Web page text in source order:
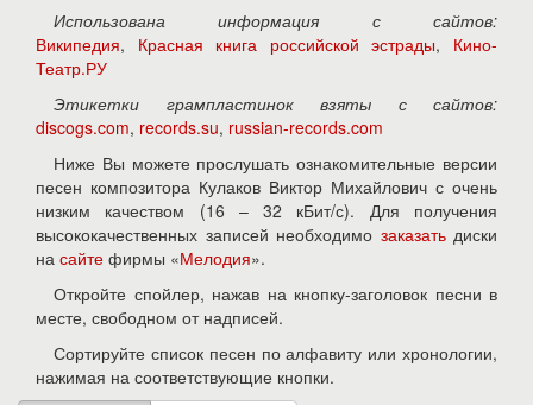
Использована информация с сайтов:
Википедия, Красная книга российской эстрады, Кино-
Театр.РУ
Этикетки грампластинок взяты с сайтов:
discogs.com, records.su, russian-records.com
Ниже Вы можете прослушать ознакомительные версии
песен композитора Кулаков Виктор Михайлович с очень
низким качеством (16 – 32 кБит/с). Для получения
высококачественных записей необходимо заказатьдиски
на сайте фирмы «Мелодия».
Откройте спойлер, нажав на кнопку-заголовок песни в
месте, свободном от надписей.
Сортируйте список песен по алфавиту или хронологии,
нажимая на соответствующие кнопки.